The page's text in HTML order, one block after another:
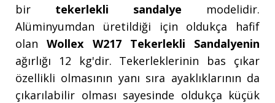
bir tekerlekli sandalye modelidir.
Alüminyumdan üretildiği için oldukça hafif
olanWollex W217 Tekerlekli Sandalyenin
ağırlığı 12 kg'dir. Tekerleklerinin bas çıkar
özellikli olmasının yanı sıra ayaklıklarının da
çıkarılabilir olması sayesinde oldukça küçük